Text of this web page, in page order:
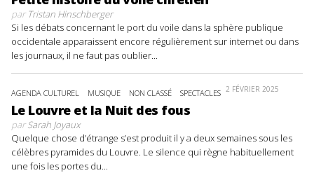
parTristan Hinschberger
Si les débats concernant le port du voile dans la sphère publique
occidentale apparaissent encore régulièrement sur internet ou dans
les journaux, il ne faut pas oublier...
AGENDA CULTUREL MUSIQUE NON CLASSÉ SPECTACLES 2 FÉVRIER 2025
Le Louvre et la Nuit des fous
parSarah Joyaux
Quelque chose d’étrange s’est produit il y a deux semaines sous les
célèbres pyramides du Louvre. Le silence qui règne habituellement
une fois les portes du...